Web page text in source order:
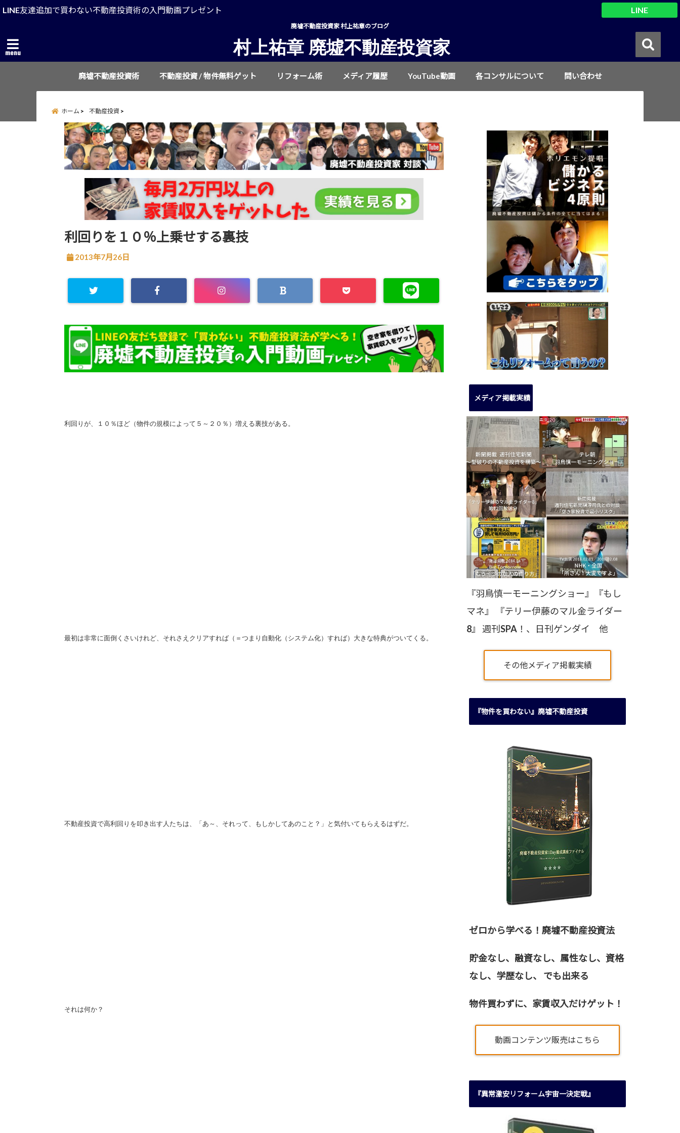
LINE友達追加で買わない不動産投資術の入門動画プレゼント LINE
廃墟不動産投資家 村上祐章のブログ
menu 村上祐章 廃墟不動産投資家
廃墟不動産投資術 不動産投資 / 物件無料ゲット リフォーム術 メディア履歴 YouTube動画 各コンサルについて 問い合わせ
ホーム 不動産投資
利回りを１０％上乗せする裏技
2013年7月26日
利回りが、１０％ほど（物件の規模によって５～２０％）増える裏技がある。
最初は非常に面倒くさいけれど、それさえクリアすれば（＝つまり自動化（システム化）すれば）大きな特典がついてくる。
不動産投資で高利回りを叩き出す人たちは、「あ～、それって、もしかしてあのこと？」と気付いてもらえるはずだ。
それは何か？
メディア掲載実績
『羽鳥慎一モーニングショー』『もし
マネ』 『テリー伊藤のマル金ライダー
8』 週刊SPA！、日刊ゲンダイ 他
その他メディア掲載実績
『物件を買わない』廃墟不動産投資
ゼロから学べる！廃墟不動産投資法
貯金なし、融資なし、属性なし、資格
なし、 学歴なし、 でも出来る
物件買わずに、家賃収入だけゲット！
動画コンテンツ販売はこちら
『異常激安リフォーム宇宙一決定戦』